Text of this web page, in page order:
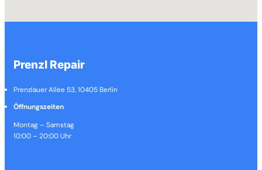
Prenzl Repair
Prenzlauer Allee 53, 10405 Berlin
Öffnungszeiten
Montag – Samstag
10:00 – 20:00 Uhr